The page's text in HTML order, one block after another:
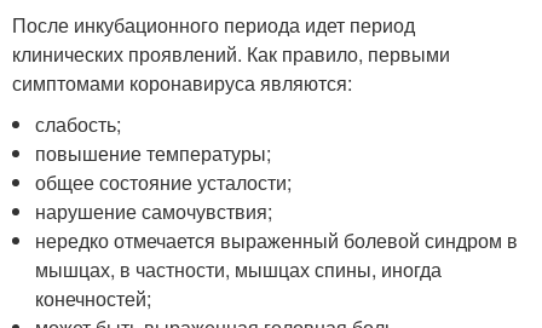
После инкубационного периода идет период
клинических проявлений. Как правило, первыми
симптомами коронавируса являются:
слабость;
повышение температуры;
общее состояние усталости;
нарушение самочувствия;
нередко отмечается выраженный болевой синдром в
мышцах, в частности, мышцах спины, иногда
конечностей;